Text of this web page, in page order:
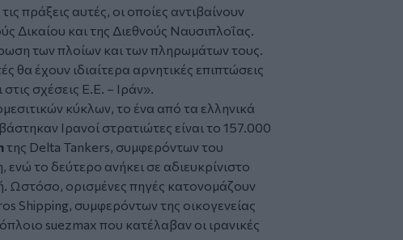
πράξεις αυτές, οι οποίες αντιβαίνουν
Δικαίου και της Διεθνούς Ναυσιπλοΐας.
των πλοίων και των πληρωμάτων τους.
θα έχουν ιδιαίτερα αρνητικές επιπτώσεις
σχέσεις Ε.Ε. – Ιράν».
κύκλων, το ένα από τα ελληνικά
Ιρανοί στρατιώτες είναι το 157.000
της Delta Tankers, συμφερόντων του
το δεύτερο ανήκει σε αδιευκρίνιστο
Ωστόσο, ορισμένες πηγές κατονομάζουν
Shipping, συμφερόντων της οικογενείας
suezmax που κατέλαβαν οι ιρανικές